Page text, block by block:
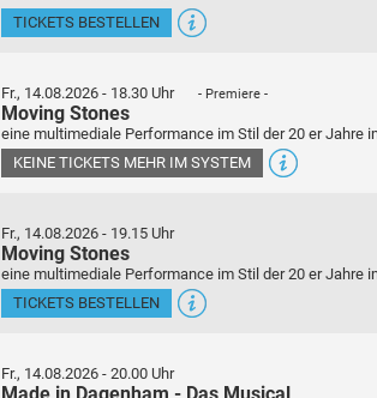
TICKETS BESTELLEN
Fr., 14.08.2026 - 18.30 Uhr - Premiere -
Moving Stones
eine multimediale Performance im Stil der 20 er Jahre
KEINE TICKETS MEHR IM SYSTEM
Fr., 14.08.2026 - 19.15 Uhr
Moving Stones
eine multimediale Performance im Stil der 20 er Jahre
TICKETS BESTELLEN
Fr., 14.08.2026 - 20.00 Uhr